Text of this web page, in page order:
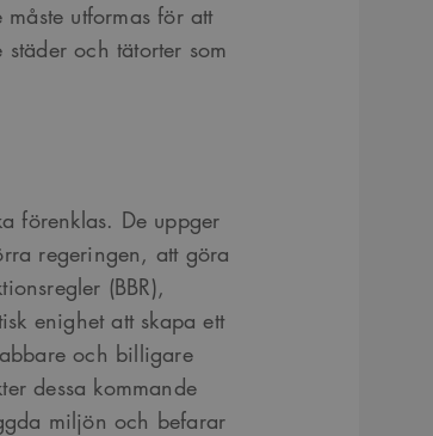
utformas för att
och tätorter som
förenklas. De uppger
regeringen, att göra
(BBR),
enighet att skapa ett
och billigare
dessa kommande
miljön och befarar